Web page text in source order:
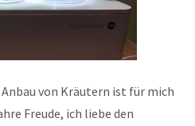
von Kräutern ist für mich
Freude, ich liebe den